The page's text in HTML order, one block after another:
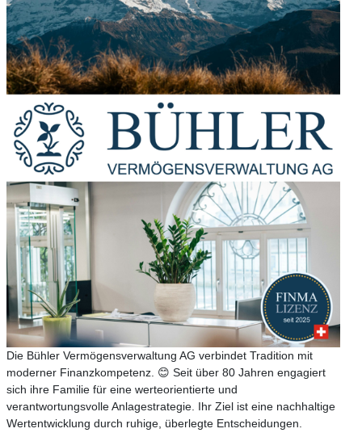
Die Bühler Vermögensverwaltung AG verbindet Tradition mit
moderner Finanzkompetenz. 😊 Seit über 80 Jahren engagiert
sich ihre Familie für eine werteorientierte und
verantwortungsvolle Anlagestrategie. Ihr Ziel ist eine nachhaltige
Wertentwicklung durch ruhige, überlegte Entscheidungen.